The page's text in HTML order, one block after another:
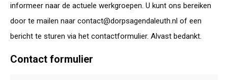
informeer naar de actuele werkgroepen. U kunt ons bereiken
door te mailen naar contact@dorpsagendaleuth.nl of een
bericht te sturen via het contactformulier. Alvast bedankt.
Contact formulier